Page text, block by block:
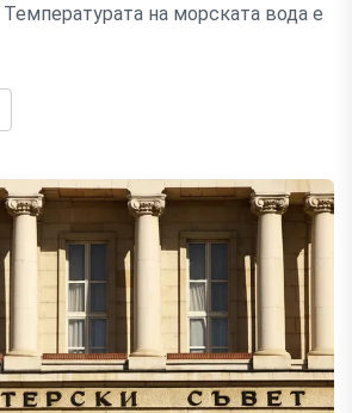
на морската вода е